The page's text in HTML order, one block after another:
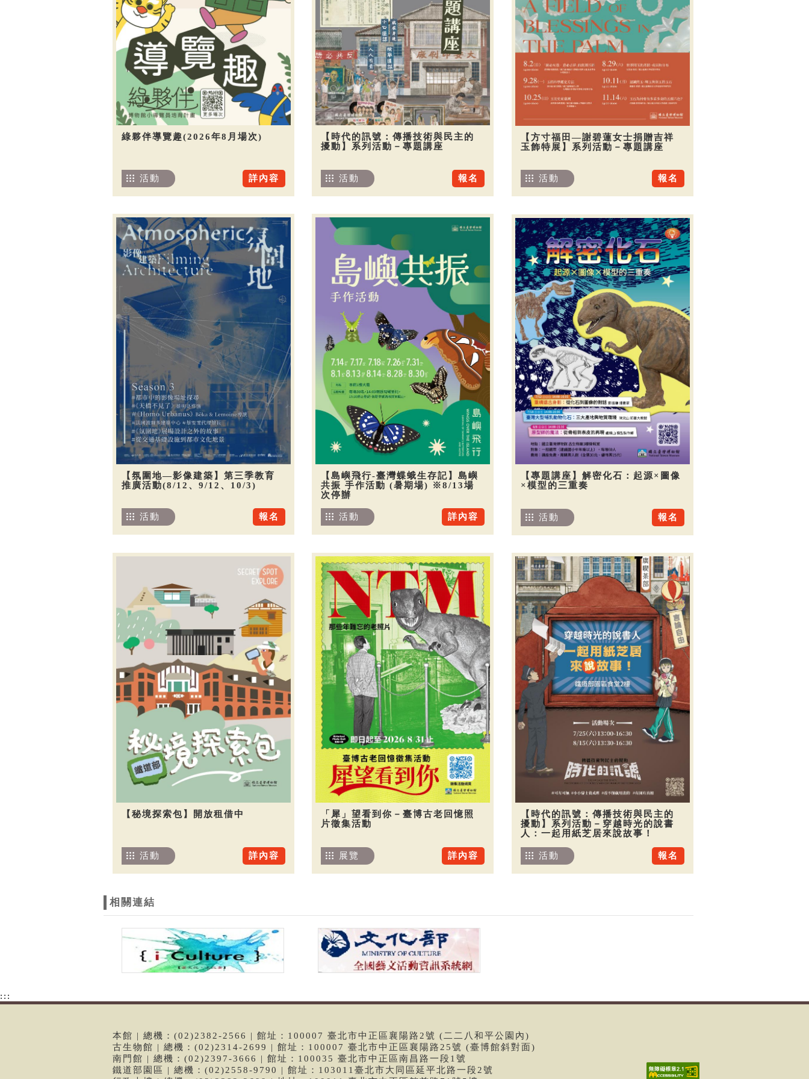
綠夥伴導覽趣(2026年8月場次)
詳內容
活動
【時代的訊號：傳播技術與民主的
擾動】系列活動－專題講座
報名
活動
【方寸福田—謝碧蓮女士捐贈吉祥
玉飾特展】系列活動－專題講座
報名
活動
【氛圍地—影像建築】第三季教育
推廣活動(8/12、9/12、10/3)
報名
活動
【島嶼飛行-臺灣蝶蛾生存記】島嶼
共振 手作活動 (暑期場) ※8/13場
次停辦
詳內容
活動
【專題講座】解密化石：起源×圖像
×模型的三重奏
報名
活動
【秘境探索包】開放租借中
詳內容
活動
「犀」望看到你－臺博古老回憶照
片徵集活動
詳內容
展覽
【時代的訊號：傳播技術與民主的
擾動】系列活動－穿越時光的說書
人：一起用紙芝居來說故事！
報名
活動
相關連結
:::
本館 | 總機：(02)2382-2566 | 館址：100007 臺北市中正區襄陽路2號 (二二八和平公園內)
古生物館 | 總機：(02)2314-2699 | 館址：100007 臺北市中正區襄陽路25號 (臺博館斜對面)
南門館 | 總機：(02)2397-3666 | 館址：100035 臺北市中正區南昌路一段1號
鐵道部園區 | 總機：(02)2558-9790 | 館址：103011臺北市大同區延平北路一段2號